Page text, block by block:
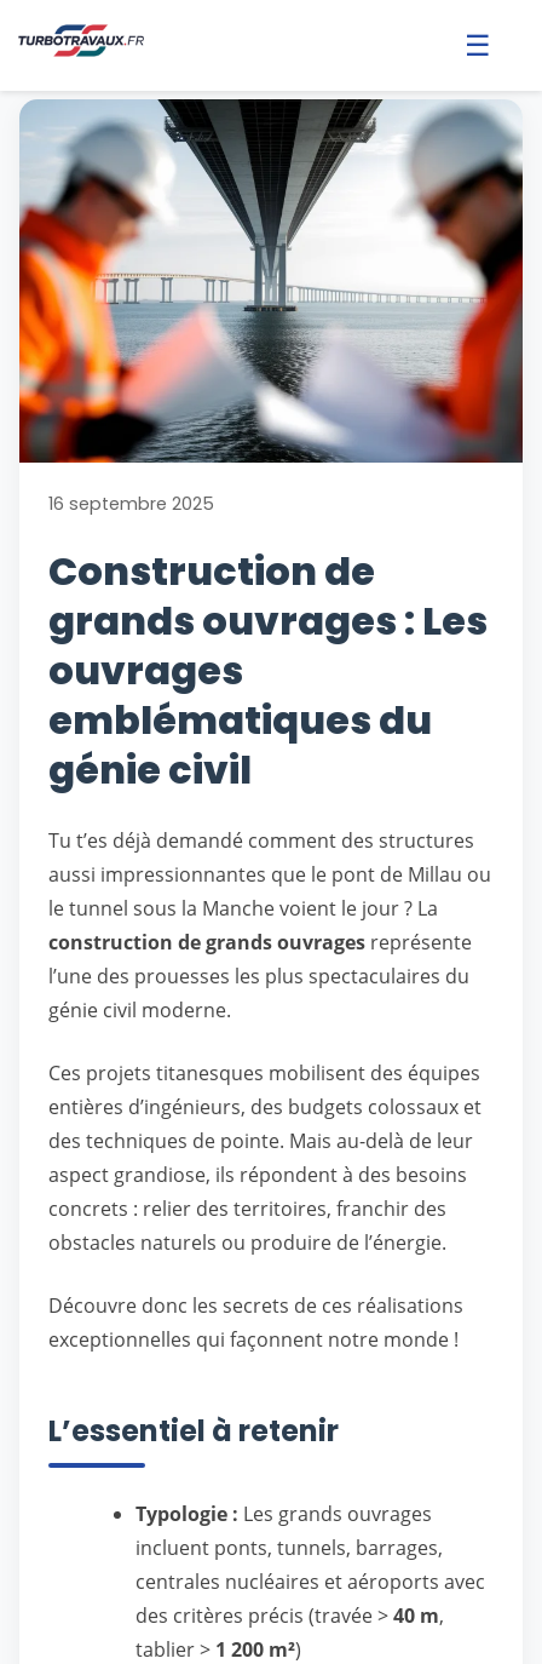
☰
16 septembre 2025
Construction de
grands ouvrages : Les
ouvrages
emblématiques du
génie civil
Tu t’es déjà demandé comment des structures
aussi impressionnantes que le pont de Millau ou
le tunnel sous la Manche voient le jour ? La
construction de grands ouvrages représente
l’une des prouesses les plus spectaculaires du
génie civil moderne.
Ces projets titanesques mobilisent des équipes
entières d’ingénieurs, des budgets colossaux et
des techniques de pointe. Mais au-delà de leur
aspect grandiose, ils répondent à des besoins
concrets : relier des territoires, franchir des
obstacles naturels ou produire de l’énergie.
Découvre donc les secrets de ces réalisations
exceptionnelles qui façonnent notre monde !
L’essentiel à retenir
Typologie : Les grands ouvrages
incluent ponts, tunnels, barrages,
centrales nucléaires et aéroports avec
des critères précis (travée >40 m,
tablier > 1 200 m²)